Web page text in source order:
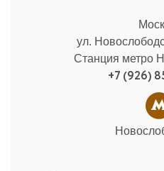
ул.
Станция метро
+7 (926)